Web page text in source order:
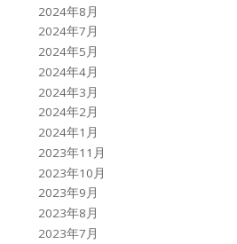
2024年8月
2024年7月
2024年5月
2024年4月
2024年3月
2024年2月
2024年1月
2023年11月
2023年10月
2023年9月
2023年8月
2023年7月